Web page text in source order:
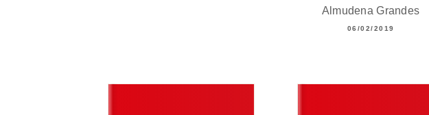
Almudena Grandes
06/02/2019